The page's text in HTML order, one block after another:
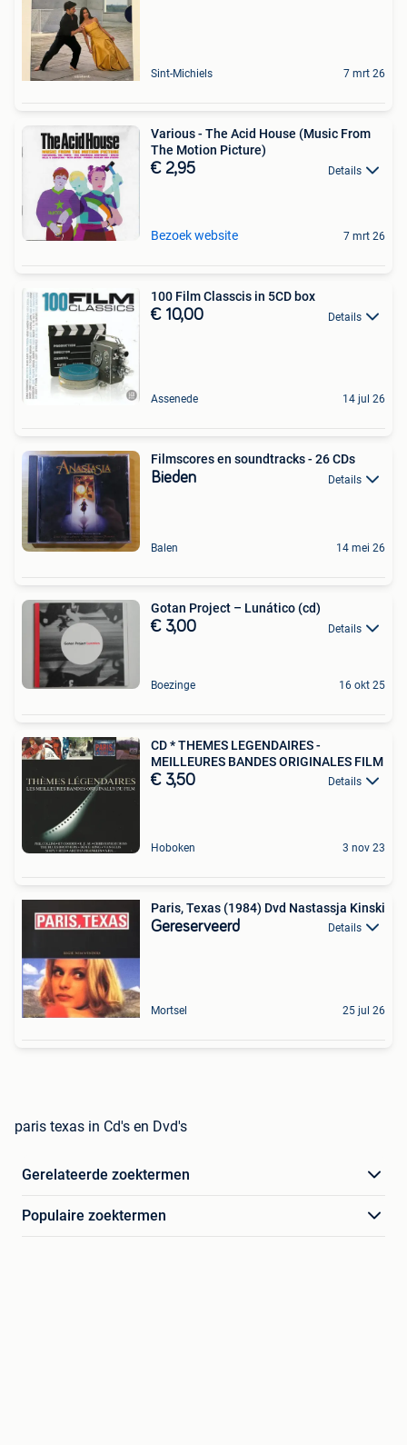
Sint-Michiels 7 mrt 26
Various - The Acid House (Music From
The Motion Picture)
€ 2,95 Details
Bezoek website 7 mrt 26
100 Film Classcis in 5CD box
€ 10,00 Details
Assenede 14 jul 26
Filmscores en soundtracks - 26 CDs
Bieden Details
Balen 14 mei 26
Gotan Project – Lunático (cd)
€ 3,00 Details
Boezinge 16 okt 25
CD * THEMES LEGENDAIRES -
MEILLEURES BANDES ORIGINALES FILM
€ 3,50 Details
Hoboken 3 nov 23
Paris, Texas (1984) Dvd Nastassja Kinski
Gereserveerd Details
Mortsel 25 jul 26
paris texas in Cd's en Dvd's
Gerelateerde zoektermen
Populaire zoektermen